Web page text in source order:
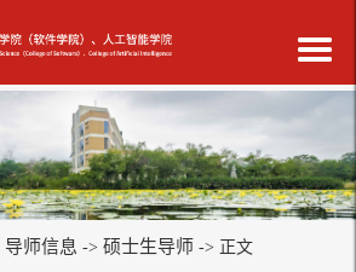
导师信息 -> 硕士生导师 -> 正文